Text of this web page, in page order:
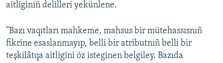
aitliginiñ delilleri yekünlene.
"Bazı vaqıtları mahkeme, mahsus bir mütehassısnıñ
fikrine esaslanmayıp, belli bir atributnıñ belli bir
teşkilâtqa aitligini öz isteginen belgiley. Bazıda